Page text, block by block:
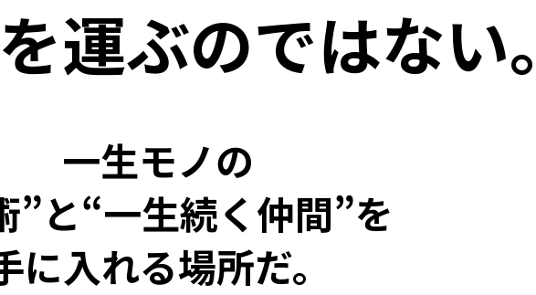
運ぶのではない
一生モノの
”と“一生続く仲間”を
に入れる場所だ。